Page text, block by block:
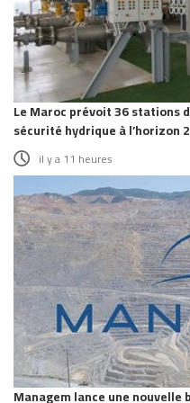
Le Maroc prévoit 36 stations
sécurité hydrique à l’horizon
il y a 11 heures
Managem lance une